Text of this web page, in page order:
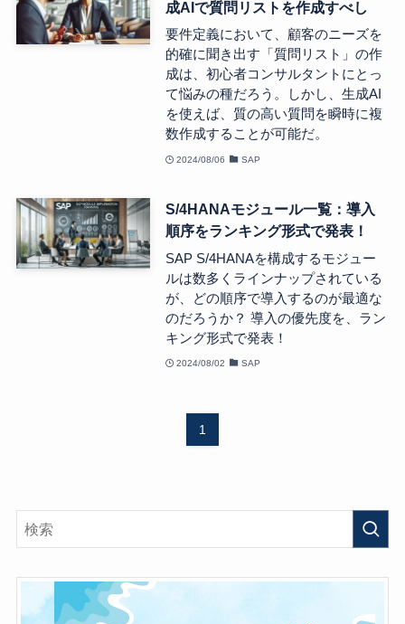
成AIで質問リストを作成すべし
要件定義において、顧客のニーズを
的確に聞き出す「質問リスト」の作
成は、初心者コンサルタントにとっ
て悩みの種だろう。しかし、生成AI
を使えば、質の高い質問を瞬時に複
数作成することが可能だ。
2024/08/06 SAP
S/4HANAモジュール一覧：導入
順序をランキング形式で発表！
SAP S/4HANAを構成するモジュー
ルは数多くラインナップされている
が、どの順序で導入するのが最適な
のだろうか？ 導入の優先度を、ラン
キング形式で発表！
2024/08/02 SAP
1